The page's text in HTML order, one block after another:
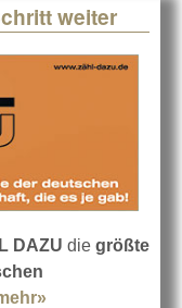
weiter
DAZU die größte